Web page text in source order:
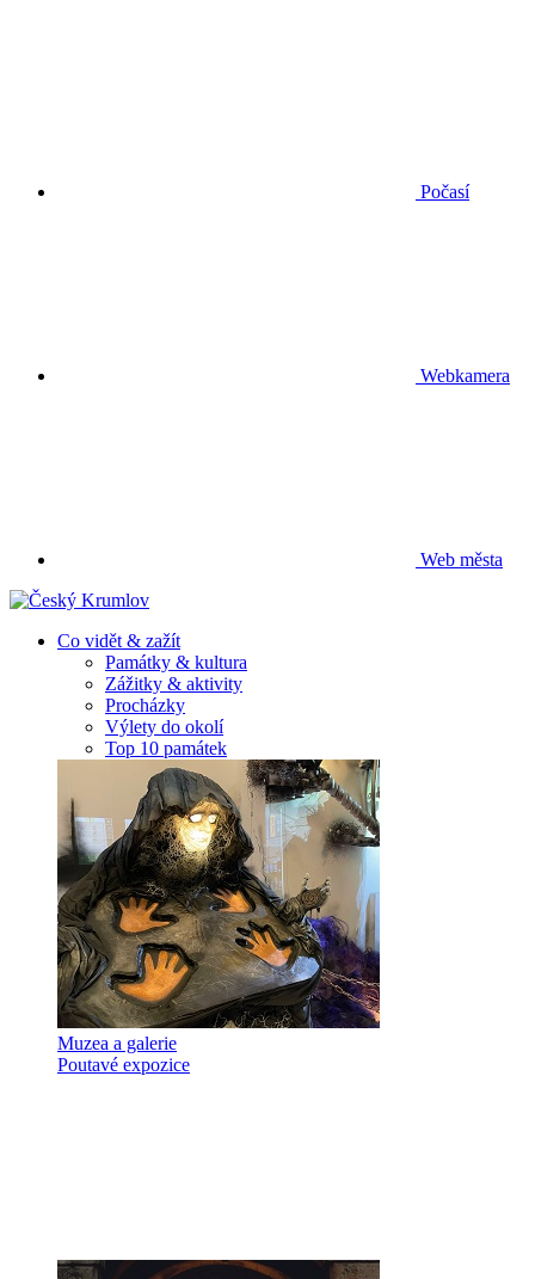
Počasí
Webkamera
Web města
Co vidět & zažít
Památky & kultura
Zážitky & aktivity
Procházky
Výlety do okolí
Top 10 památek
Muzea a galerie
Poutavé expozice